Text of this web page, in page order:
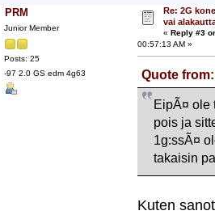
PRM
Junior Member
Posts: 25
-97 2.0 GS edm 4g63
Re: 2G
vai
« Reply #3
00:57:13 AM »
Quote
EipÃ¤ ole
pois ja
1g:ssÃ¤
takaisin
Kuten